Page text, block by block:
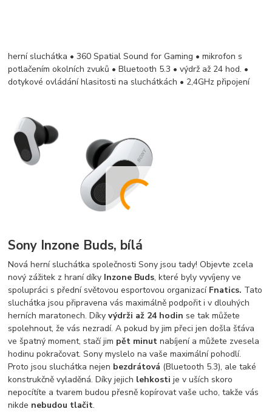
herní sluchátka • 360 Spatial Sound for Gaming • mikrofon s
potlačením okolních zvuků • Bluetooth 5.3 • výdrž až 24 hod. •
dotykové ovládání hlasitosti na sluchátkách • 2,4GHz připojení
Sony Inzone Buds, bílá
Nová herní sluchátka společnosti Sony jsou tady! Objevte zcela
nový zážitek z hraní díky Inzone Buds, které byly vyvíjeny ve
spolupráci s přední světovou esportovou organizací Fnatics. Tato
sluchátka jsou připravena vás maximálně podpořit i v dlouhých
herních maratonech. Díkyvýdrži až 24 hodin se tak můžete
spolehnout, že vás nezradí. A pokud by jim přeci jen došla šťáva
ve špatný moment, stačí jim pět minut nabíjení a můžete zvesela
hodinu pokračovat. Sony myslelo na vaše maximální pohodlí.
Proto jsou sluchátka nejen bezdrátová (Bluetooth 5.3), ale také
konstrukčně vyladěná. Díky jejich lehkosti je v uších skoro
nepocítíte a tvarem budou přesně kopírovat vaše ucho, takže vás
nikde nebudou tlačit.